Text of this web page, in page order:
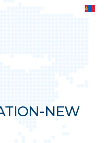
NEW